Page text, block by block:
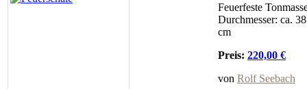
Feuerfeste
Durchmesser: ca.
cm
Preis: 220,00 €
von Rolf Seebach